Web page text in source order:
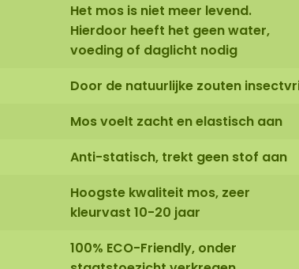
Het mos is niet meer levend.
Hierdoor heeft het geen water,
voeding of daglicht nodig
Door de natuurlijke zouten
Mos voelt zacht en elastisch aan
Anti-statisch, trekt geen stof aan
Hoogste kwaliteit mos, zeer
kleurvast 10-20 jaar
100% ECO-Friendly, onder